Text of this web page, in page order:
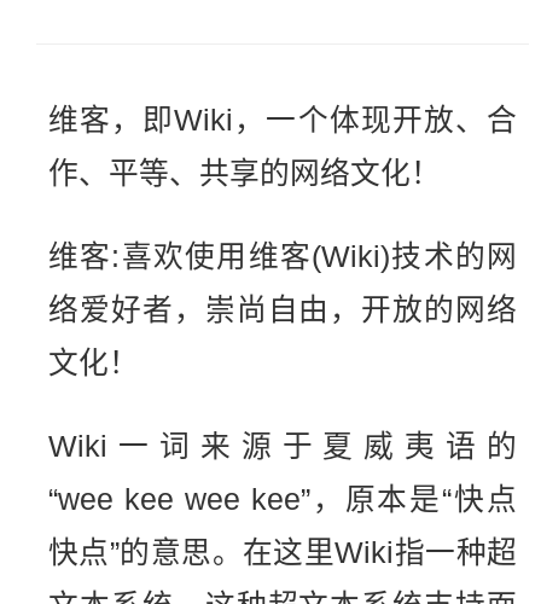
维客，即Wiki，一个体现开放、合
作、平等、共享的网络文化！
维客:喜欢使用维客(Wiki)技术的网
络爱好者，崇尚自由，开放的网络
文化！
Wiki一词来源于夏威夷语的
“wee kee wee kee”，原本是“快点
快点”的意思。在这里Wiki指一种超